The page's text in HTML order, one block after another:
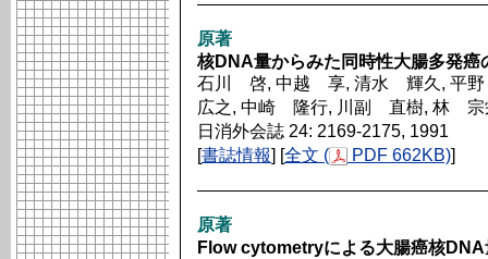
原著
核DNA量からみた同時性大腸多発
石川 啓, 中越 享, 清水 輝久, 平
広之, 中崎 隆行, 川副 直樹, 林
日消外会誌 24: 2169-2175, 1991
[書誌情報] [全文 ( PDF 662KB)]
原著
Flow cytometryによる大腸癌核DNA